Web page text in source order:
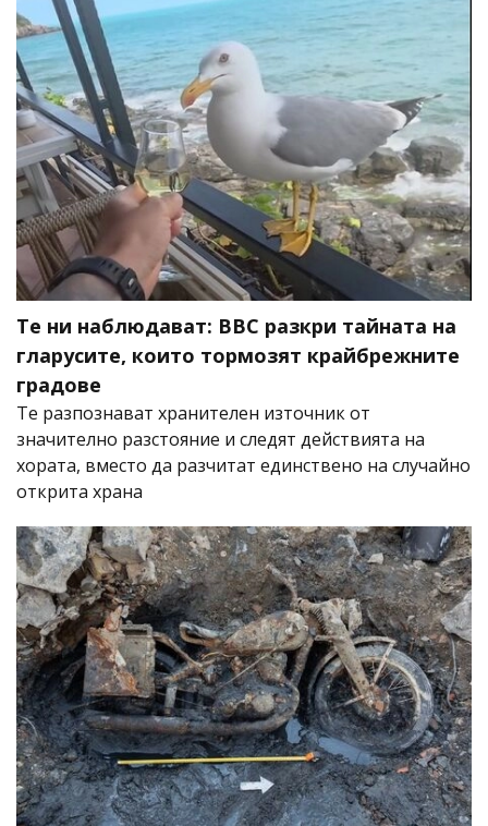
Те ни наблюдават: BBC разкри тайната на
гларусите, които тормозят крайбрежните
градове
Те разпознават хранителен източник от
значително разстояние и следят действията на
хората, вместо да разчитат единствено на случайно
открита храна